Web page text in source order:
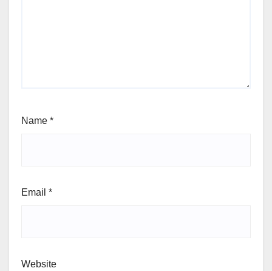
Name *
Email *
Website